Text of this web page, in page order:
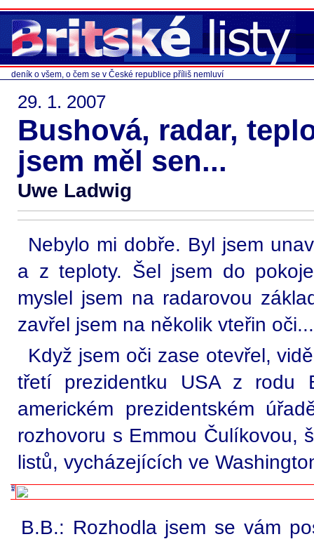
deník o všem, o čem se v České republice příliš nemluví
29. 1. 2007
Bushová, radar,
jsem měl sen...
Uwe Ladwig
Nebylo mi dobře. Byl jsem
a z teploty. Šel jsem do
myslel jsem na radarovou
zavřel jsem na několik vteřin oči...
Když jsem oči zase otevřel,
třetí prezidentku USA z rodu
americkém prezidentském
rozhovoru s Emmou Čulíkovou,
listů, vycházejících ve
B.B.: Rozhodla jsem se vám